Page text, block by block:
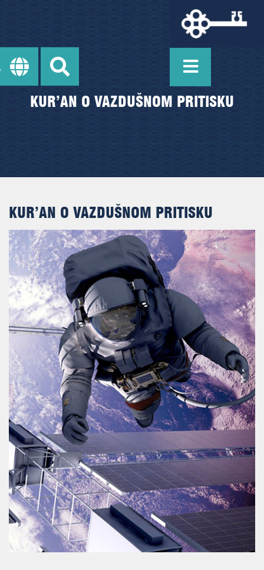
KUR’AN O VAZDUŠNOM PRITISKU
KUR’AN O VAZDUŠNOM PRITISKU